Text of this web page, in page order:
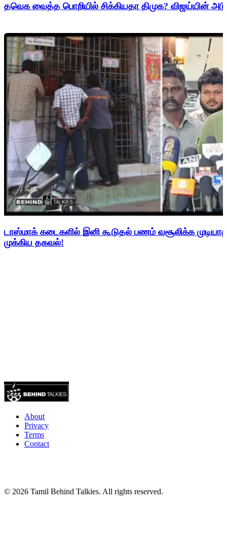
தவெக வைத்த பொறியில் சிக்கியதா திமுக? விஜய்யின்
டாஸ்மாக் கடைகளில் இனி கூடுதல் பணம் வசூலிக்க
முக்கிய தகவல்!
About
Privacy
Terms
Contact
© 2026 Tamil Behind Talkies. All rights reserved.